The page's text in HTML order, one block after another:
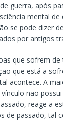
guerra, após
mental
se pode dizer
por antigos
que sofrem
que está a
acontece. A
não
reage a
de passado, tal